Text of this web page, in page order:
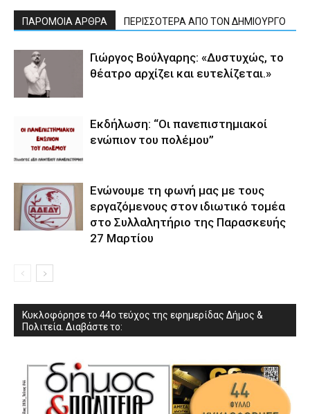
ΠΑΡΟΜΟΙΑ ΑΡΘΡΑ ΠΕΡΙΣΣΟΤΕΡΑ ΑΠΟ ΤΟΝ ΔΗΜΙΟΥΡΓΟ
Γιώργος Βούλγαρης: «Δυστυχώς, το
θέατρο αρχίζει και ευτελίζεται.»
Εκδήλωση: “Οι πανεπιστημιακοί
ενώπιον του πολέμου”
Ενώνουμε τη φωνή μας με τους
εργαζόμενους στον ιδιωτικό τομέα
στο Συλλαλητήριο της Παρασκευής
27 Μαρτίου
Κυκλοφόρησε το 44ο τεύχος της εφημερίδας Δήμος &
Πολιτεία. Διαβάστε το: